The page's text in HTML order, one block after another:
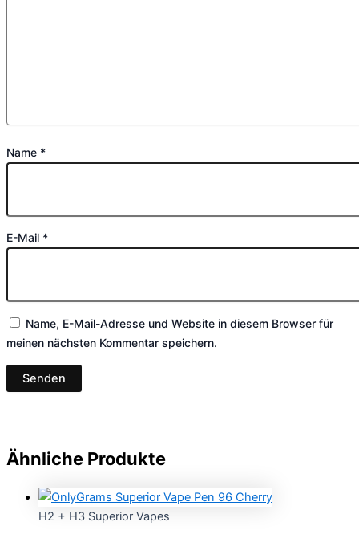
Name *
E-Mail *
Name, E-Mail-Adresse und Website in diesem Browser für
meinen nächsten Kommentar speichern.
Ähnliche Produkte
H2 + H3 Superior Vapes